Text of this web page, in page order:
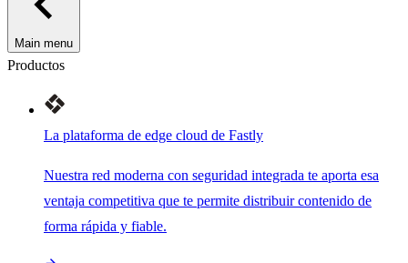
Main menu
Productos
La plataforma de edge cloud de Fastly
Nuestra red moderna con seguridad integrada te aporta esa
ventaja competitiva que te permite distribuir contenido de
forma rápida y fiable.